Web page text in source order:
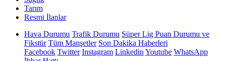
Tarım
Resmi İlanlar
Hava Durumu Trafik Durumu Süper Lig Puan Durumu ve
Fikstür Tüm Manşetler Son Dakika Haberleri
Facebook Twitter Instagram Linkedin Youtube WhatsApp